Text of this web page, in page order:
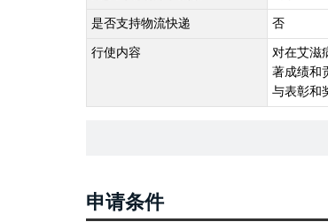
是否支持物流快递 否
行使内容
对在艾滋
著成绩和
与表彰和
申请条件